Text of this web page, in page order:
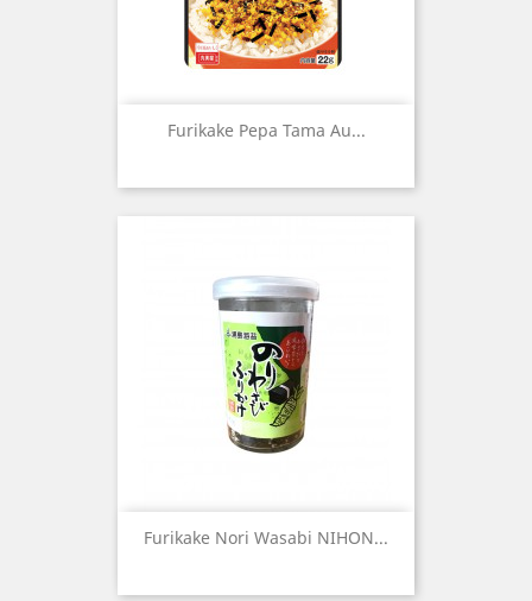
Furikake Pepa Tama Au...
Furikake Nori Wasabi NIHON...